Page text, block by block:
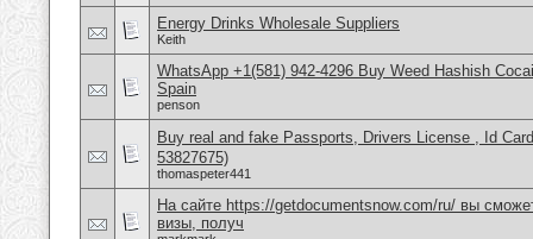
Energy Drinks Wholesale Suppliers
Keith
WhatsApp +1(581) 942-4296 Buy Weed Hashish
Spain
penson
Buy real and fake Passports, Drivers License , Id
53827675)
thomaspeter441
На сайте https://getdocumentsnow.com/ru/ вы
визы, получ